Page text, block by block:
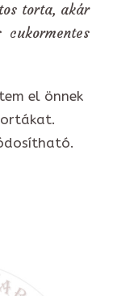
torta, akár
cukormentes
el önnek